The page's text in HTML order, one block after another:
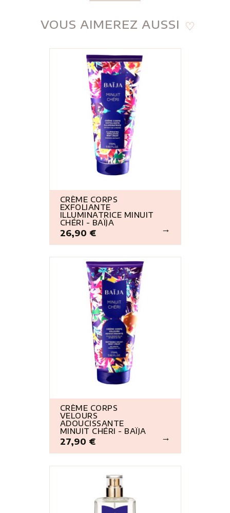
CRÈME CORPS
EXFOLIANTE
ILLUMINATRICE MINUIT
CHÉRI - BAÏJA
Prix
26,90 €
CRÈME CORPS
VELOURS
ADOUCISSANTE
MINUIT CHÉRI - BAÏJA
Prix
27,90 €